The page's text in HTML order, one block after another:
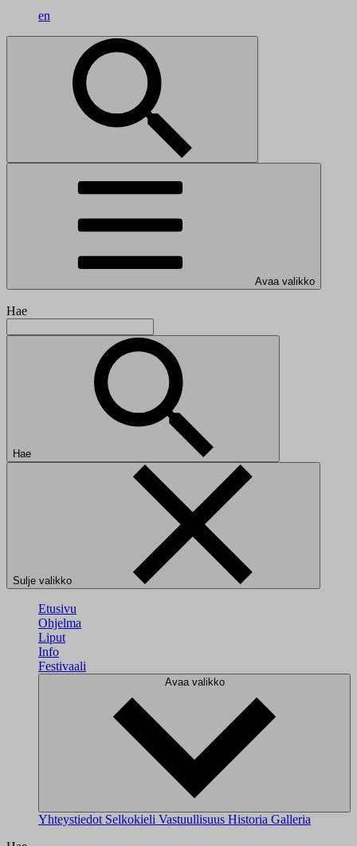
en
Avaa valikko
Hae
Hae
Sulje valikko
Etusivu
Ohjelma
Liput
Info
Festivaali
Avaa valikko
Yhteystiedot Selkokieli Vastuullisuus Historia Galleria